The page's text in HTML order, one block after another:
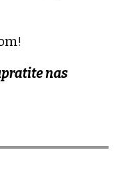
nas